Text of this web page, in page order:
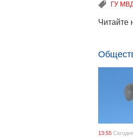
ГУ
Читайте
13:55 Сегодня